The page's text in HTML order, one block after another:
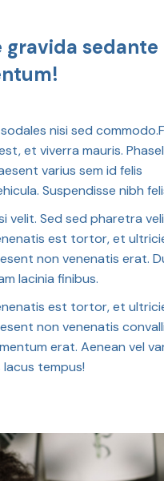
gravida sedante
nisi sed
et viverra mauris.
varius sem id felis
Suspendisse nibh
velit. Sed sed pharetra
est tortor, et
non venenatis erat.
lacinia finibus.
est tortor, et
non venenatis
erat. Aenean vel
tempus!